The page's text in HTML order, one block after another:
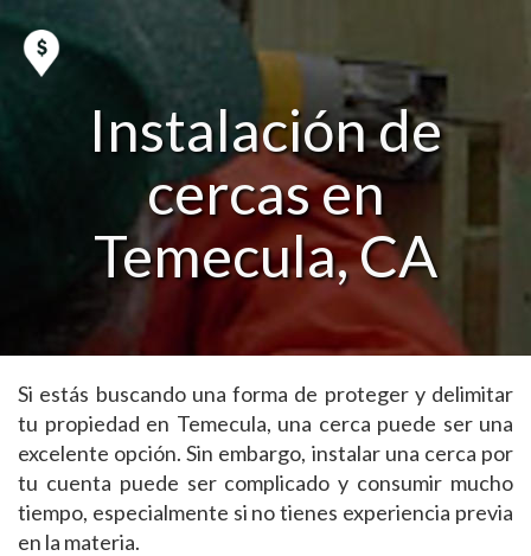
Instalación de
cercas en
Temecula, CA
Si estás buscando una forma de proteger y delimitar
tu propiedad en Temecula, una cerca puede ser una
excelente opción. Sin embargo, instalar una cerca por
tu cuenta puede ser complicado y consumir mucho
tiempo, especialmente si no tienes experiencia previa
en la materia.